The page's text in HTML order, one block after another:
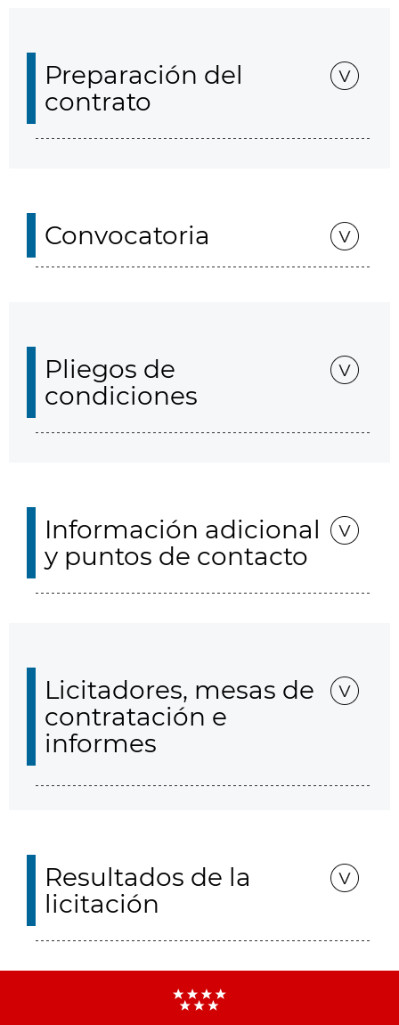
Preparación del
contrato
Convocatoria
Pliegos de
condiciones
Información adicional
y puntos de contacto
Licitadores, mesas de
contratación e
informes
Resultados de la
licitación